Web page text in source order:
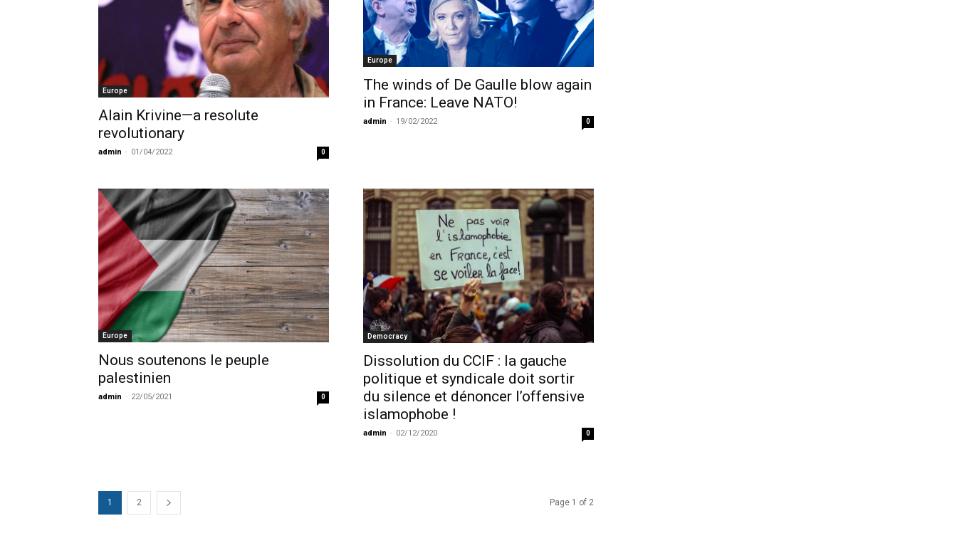
Europe
Alain Krivine—a resolute
revolutionary
admin - 01/04/2022 0
Europe
The winds of De Gaulle blow again
in France: Leave NATO!
admin - 19/02/2022 0
Europe
Nous soutenons le peuple
palestinien
admin - 22/05/2021 0
Democracy
Dissolution du CCIF : la gauche
politique et syndicale doit sortir
du silence et dénoncer l’offensive
islamophobe !
admin - 02/12/2020 0
1 2 Page 1 of 2